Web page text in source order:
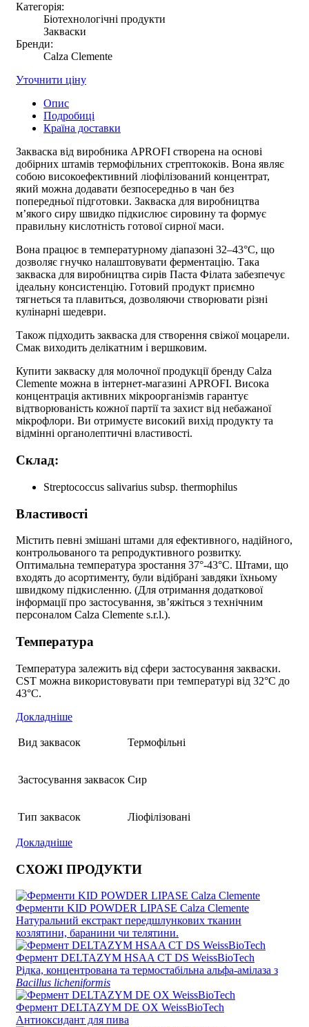
Категорія:
Біотехнологічні продукти
Закваски
Бренди:
Calza Clemente
Уточнити ціну
Опис
Подробиці
Країна доставки
Закваска від виробника APROFI створена на основі
добірних штамів термофільних стрептококів. Вона являє
собою високоефективний ліофілізований концентрат,
який можна додавати безпосередньо в чан без
попередньої підготовки. Закваска для виробництва
м’якого сиру швидко підкислює сировину та формує
правильну кислотність готової сирної маси.
Вона працює в температурному діапазоні 32–43°C, що
дозволяє гнучко налаштовувати ферментацію. Така
закваска для виробництва сирів Паста Філата забезпечує
ідеальну консистенцію. Готовий продукт приємно
тягнеться та плавиться, дозволяючи створювати різні
кулінарні шедеври.
Також підходить закваска для створення свіжої моцарели.
Смак виходить делікатним і вершковим.
Купити закваску для молочної продукціїбренду Calza
Clemente можна в інтернет-магазині APROFI. Висока
концентрація активних мікроорганізмів гарантує
відтворюваність кожної партії та захист від небажаної
мікрофлори. Ви отримуєте високий вихід продукту та
відмінні органолептичні властивості.
Склад:
Streptococcus salivarius subsp. thermophilus
Властивості
Містить певні змішані штами для ефективного, надійного,
контрольованого та репродуктивного розвитку.
Оптимальна температура зростання 37°-43°C. Штами, що
входять до асортименту, були відібрані завдяки їхньому
швидкому підкисленню. (Для отримання додаткової
інформації про застосування, зв’яжіться з технічним
персоналом Calza Clemente s.r.l.).
Температура
Температура залежить від сфери застосування закваски.
CST можна використовувати при температурі від 32°C до
43°C.
Докладніше
Вид заквасок Термофільні
Застосування заквасок Сир
Тип заквасок Ліофілізовані
Докладніше
СХОЖІ ПРОДУКТИ
Ферменти KID POWDER LIPASE Calza Clemente
Натуральний екстракт передшлункових тканин
козлятини, баранини чи телятини.
Фермент DELTAZYM HSAA CT DS WeissBioTech
Рідка, концентрована та термостабільна альфа-амілаза з
Bacillus licheniformis
Фермент DELTAZYM DE OX WeissBioTech
Антиоксидант для пива